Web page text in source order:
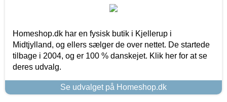
Homeshop.dk har en fysisk butik i Kjellerup i
Midtjylland, og ellers sælger de over nettet. De startede
tilbage i 2004, og er 100 % danskejet. Klik her for at se
deres udvalg.
Se udvalget på Homeshop.dk